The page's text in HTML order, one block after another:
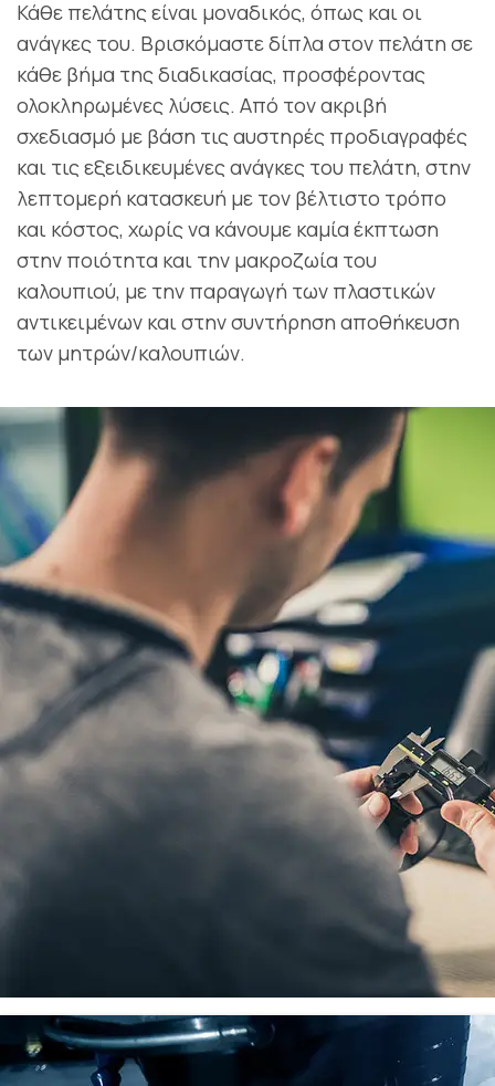
Κάθε πελάτης είναι μοναδικός, όπως και οι
ανάγκες του. Βρισκόμαστε δίπλα στον πελάτη σε
κάθε βήμα της διαδικασίας, προσφέροντας
ολοκληρωμένες λύσεις. Από τον ακριβή
σχεδιασμό με βάση τις αυστηρές προδιαγραφές
και τις εξειδικευμένες ανάγκες του πελάτη, στην
λεπτομερή κατασκευή με τον βέλτιστο τρόπο
και κόστος, χωρίς να κάνουμε καμία έκπτωση
στην ποιότητα και την μακροζωία του
καλουπιού, με την παραγωγή των πλαστικών
αντικειμένων και στην συντήρηση αποθήκευση
των μητρών/καλουπιών.